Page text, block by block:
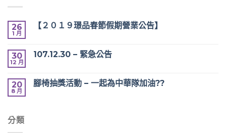
26
1 月
【２０１９璟品春節假期營業公告】
30
12 月
107.12.30 – 緊急公告
20
8 月
腳椅抽獎活動 – 一起為中華隊加油??
分類